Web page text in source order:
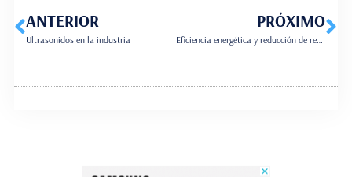
ANTERIOR
Ultrasonidos en la industria
PRÓXIMO
Eficiencia energética y reducción de residuos en la fabricación de plástico con las nuevas tecnologías